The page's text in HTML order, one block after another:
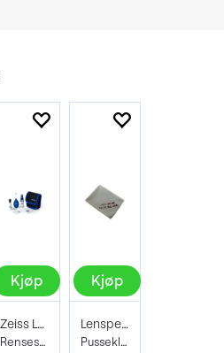
Kjøp
Zeiss Lens Cleaning Kit
Rensesett for objektiv og kamera
Kjøp
Lenspen Photo Microklear Cloth
Pusseklut i microfiber